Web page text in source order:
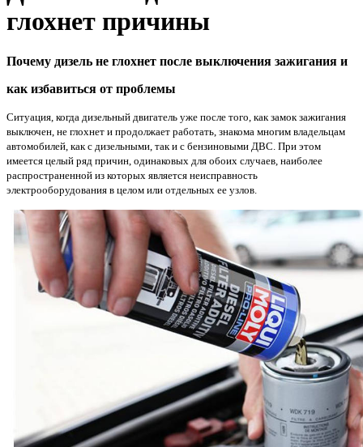
глохнет причины
Почему дизель не глохнет после выключения зажигания и
как избавиться от проблемы
Ситуация, когда дизельный двигатель уже после того, как замок зажигания
выключен, не глохнет и продолжает работать, знакома многим владельцам
автомобилей, как с дизельными, так и с бензиновыми ДВС. При этом
имеется целый ряд причин, одинаковых для обоих случаев, наиболее
распространенной из которых является неисправность
электрооборудования в целом или отдельных ее узлов.